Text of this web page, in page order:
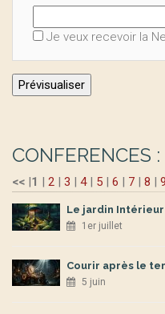
Je veux recevoir la
CONFERENCES :
<< |1 | 2 | 3 | 4| 5 | 6 | 7 | 8 | 9
Le jardin Intérieur
1er juillet
Courir après le
5 juin